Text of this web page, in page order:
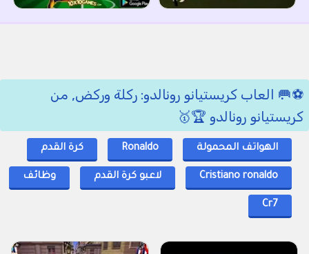
⚽🥅 العاب كريستيانو رونالدو: ركلة وركض, من
كريستيانو رونالدو 🏆🥇
الهواتف المحمولة Ronaldo كرة القدم
Cristiano ronaldo لاعبو كرة القدم وظائف
Cr7